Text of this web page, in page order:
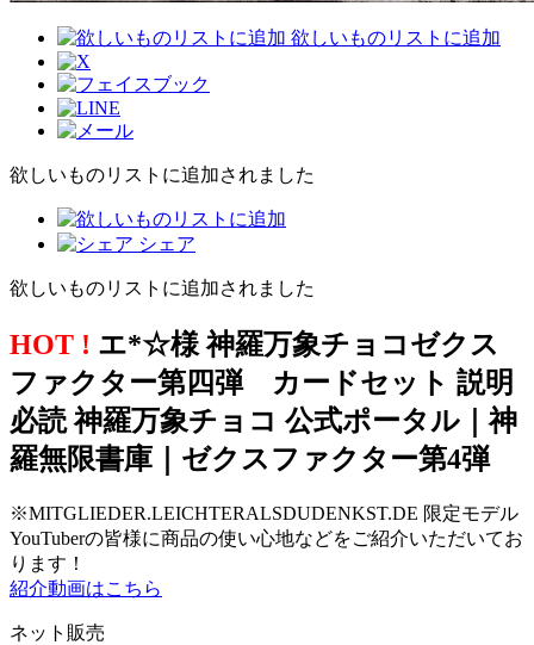
欲しいものリストに追加
欲しいものリストに追加されました
シェア
欲しいものリストに追加されました
HOT ! エ*☆様 神羅万象チョコゼクス
ファクター第四弾 カードセット 説明
必読 神羅万象チョコ 公式ポータル｜神
羅無限書庫｜ゼクスファクター第4弾
※MITGLIEDER.LEICHTERALSDUDENKST.DE 限定モデル
YouTuberの皆様に商品の使い心地などをご紹介いただいてお
ります！
紹介動画はこちら
ネット販売